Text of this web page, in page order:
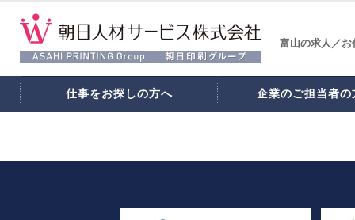
富山の求人／
仕事をお探しの方へ 企業のご担当者の